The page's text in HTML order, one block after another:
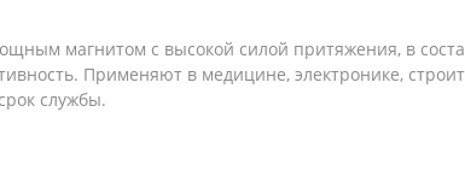
магнитом с высокой силой притяжения, в
Применяют в медицине, электронике,
службы.